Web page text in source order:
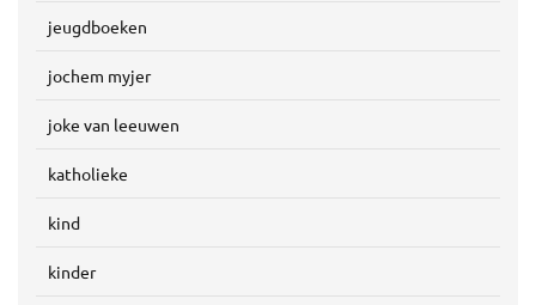
jeugdboeken
jochem myjer
joke van leeuwen
katholieke
kind
kinder